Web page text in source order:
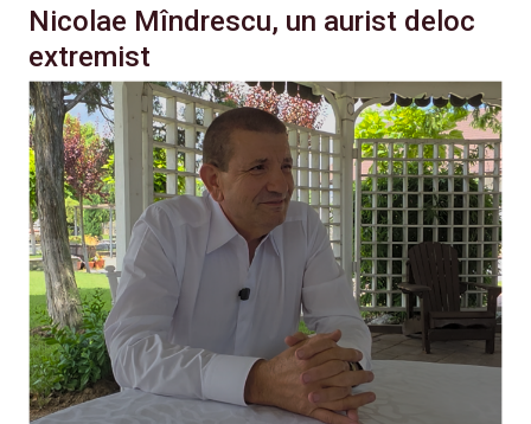
Nicolae Mîndrescu, un aurist deloc
extremist